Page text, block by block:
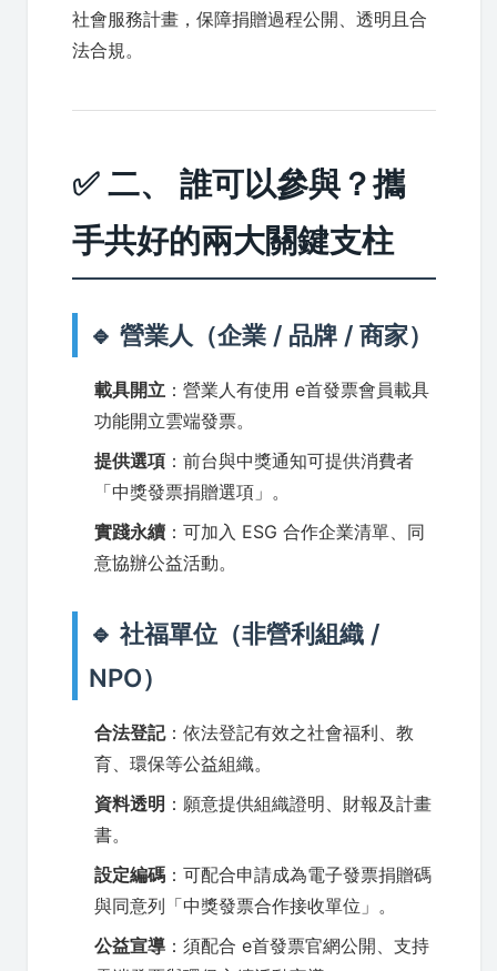
社會服務計畫，保障捐贈過程公開、透明且合
法合規。
✅ 二、 誰可以參與？攜
手共好的兩大關鍵支柱
🔹 營業人（企業 / 品牌 / 商家）
載具開立 ：營業人有使用 e首發票會員載具
功能開立雲端發票。
提供選項 ：前台與中獎通知可提供消費者
「中獎發票捐贈選項」。
實踐永續 ：可加入 ESG 合作企業清單、同
意協辦公益活動。
🔹 社福單位（非營利組織 /
NPO）
合法登記：依法登記有效之社會福利、教
育、環保等公益組織。
資料透明 ：願意提供組織證明、財報及計畫
書。
設定編碼 ：可配合申請成為電子發票捐贈碼
與同意列「中獎發票合作接收單位」。
公益宣導 ：須配合 e首發票官網公開、支持